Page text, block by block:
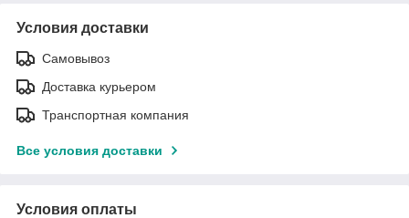
Условия доставки
Самовывоз
Доставка курьером
Транспортная компания
Все условия доставки
Условия оплаты